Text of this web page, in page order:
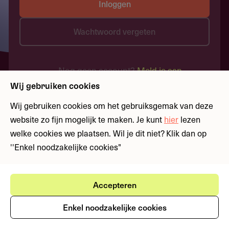
Inloggen
Wachtwoord vergeten
Nog geen account?Meld je aan
Wij gebruiken cookies
Wij gebruiken cookies om het gebruiksgemak van deze
website zo fijn mogelijk te maken. Je kunt hier lezen
welke cookies we plaatsen. Wil je dit niet? Klik dan op
''Enkel noodzakelijke cookies"
Accepteren
Enkel noodzakelijke cookies